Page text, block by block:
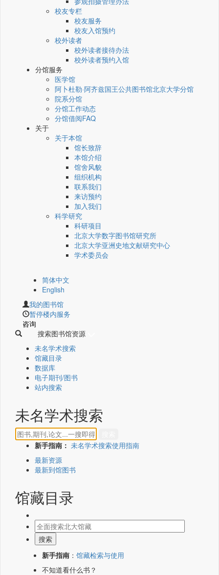
校友专栏
校友服务
校友入馆预约
校外读者
校外读者接待办法
校外读者预约入馆
分馆服务
医学馆
阿卜杜勒·阿齐兹国王公共图书馆北京大学分馆
院系分馆
分馆工作动态
分馆借阅FAQ
关于
关于本馆
馆长致辞
本馆介绍
馆舍风貌
组织机构
联系我们
来访预约
加入我们
科学研究
科研项目
北京大学数字图书馆研究所
北京大学亚洲史地文献研究中心
学术委员会
简体中文
English
我的图书馆
暂停楼内服务
咨询
搜索图书馆资源
未名学术搜索
馆藏目录
数据库
电子期刊/图书
站内搜索
未名学术搜索
新手指南： 未名学术搜索使用指南
最新资源
最新到馆图书
馆藏目录
新手指南 ： 馆藏检索与使用
不知道看什么书？